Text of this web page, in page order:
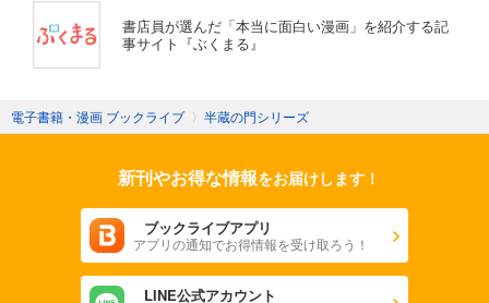
書店員が選んだ「本当に面白い漫画」を紹介する記
事サイト『ぶくまる』
電子書籍・漫画 ブックライブ 〉 半蔵の門シリーズ
新刊やお得な情報をお届けします！
ブックライブアプリ
アプリの通知でお得情報を受け取ろう！
LINE公式アカウント